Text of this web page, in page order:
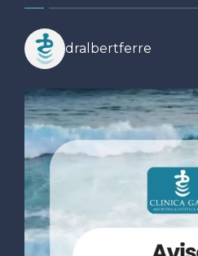
dralbertferre